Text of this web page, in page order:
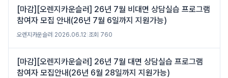
[마감][오렌지카운슬러] 26년 7월 비대면 상담실습 프로그램
참여자 모집 안내(26년 7월 6일까지 지원가능)
오렌지카운슬러 2026.06.12 조회 760
[마감][오렌지카운슬러] 26년 7월 대면 상담실습 프로그램
참여자 모집안내(26년 6월 28일까지 지원가능)